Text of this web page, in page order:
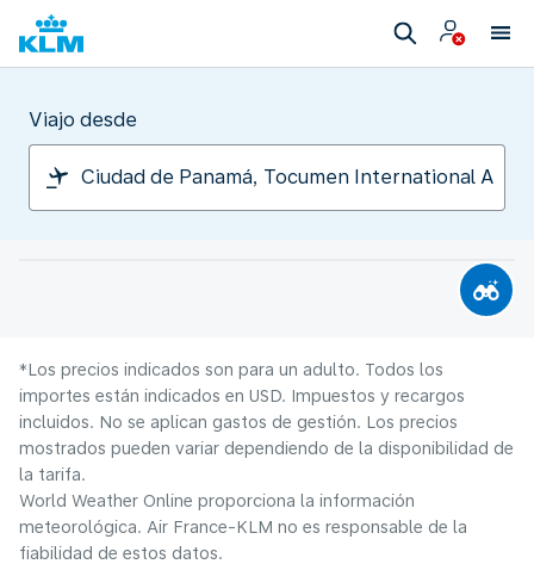
Viajo desde
*Los precios indicados son para un adulto. Todos los
importes están indicados en USD. Impuestos y recargos
incluidos. No se aplican gastos de gestión. Los precios
mostrados pueden variar dependiendo de la disponibilidad de
la tarifa.
World Weather Online proporciona la información
meteorológica. Air France-KLM no es responsable de la
fiabilidad de estos datos.